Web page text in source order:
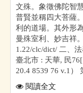
文殊。象徵佛陀智
普賢並稱四大菩薩
利的道場。其外形
曼殊室利、妙吉祥
1.22/clc/dict/ 二、
臺北市 : 天華, 民
20.4 8539 76 v.1）
閱讀全文